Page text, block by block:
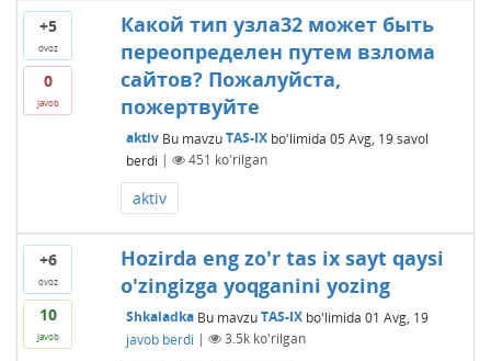
+5
ovoz
0
javob
Какой тип узла32 может быть
переопределен путем взлома
сайтов? Пожалуйста,
пожертвуйте
aktiv Bu mavzuTAS-IXbo'limida 05 Avg, 19 savol
berdi | 451 ko'rilgan
aktiv
+6
ovoz
10
javob
Hozirda eng zo'r tas ix sayt qaysi
o'zingizga yoqganini yozing
Shkaladka Bu mavzuTAS-IXbo'limida 01 Avg, 19
javob berdi | 3.5kko'rilgan